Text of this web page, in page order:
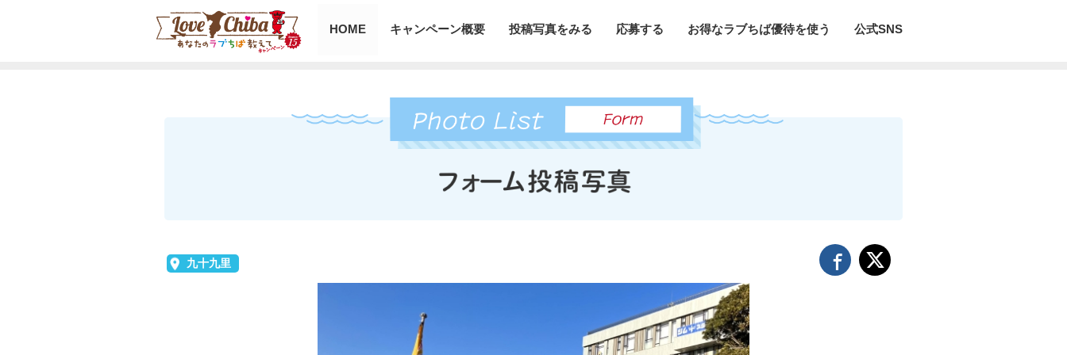
HOME キャンペーン概要 投稿写真をみる 応募する お得なラブちば優待を使う 公式SNS
九十九里